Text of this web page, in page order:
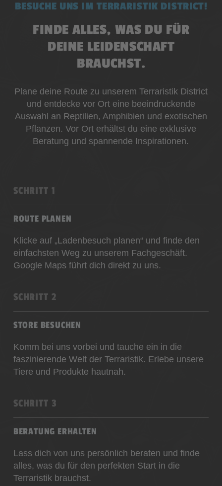
BESUCHE UNS IM TERRARISTIK DISTRICT!
FINDE ALLES, WAS DU FÜR
DEINE LEIDENSCHAFT
BRAUCHST.
Plane deine Route zu unserem Terraristik District
und entdecke vor Ort eine beeindruckende
Auswahl an Reptilien, Amphibien und exotischen
Pflanzen. Vor Ort erhältst du eine exklusive
Beratung und spannende Inspirationen.
SCHRITT 1
ROUTE PLANEN
Klicke auf „Ladenbesuch planen“ und finde den
einfachsten Weg zu unserem Fachgeschäft.
Google Maps führt dich direkt zu uns.
SCHRITT 2
STORE BESUCHEN
Komm bei uns vorbei und tauche ein in die
faszinierende Welt der Terraristik. Erlebe unsere
Tiere und Produkte hautnah.
SCHRITT 3
BERATUNG ERHALTEN
Lass dich von uns persönlich beraten und finde
alles, was du für den perfekten Start in die
Terraristik brauchst.